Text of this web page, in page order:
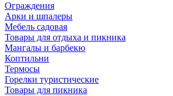
Ограждения
Арки и шпалеры
Мебель садовая
Товары для отдыха и пикника
Мангалы и барбекю
Коптильни
Термосы
Горелки туристические
Товары для пикника